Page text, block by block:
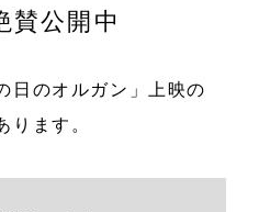
賛公開中
日のオルガン」上映の
ります。